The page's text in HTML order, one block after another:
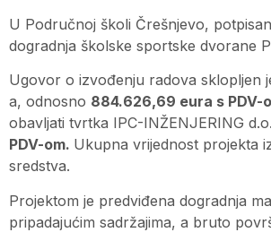
U Područnoj školi Črešnjevo,
dogradnja školske sportske dvorane
Ugovor o izvođenju radova sklopljen
a, odnosno 884.626,69 eura s PDV-
obavljati tvrtka IPC-INŽENJERING
PDV-om. Ukupna vrijednost projekta
sredstva.
Projektom je predviđena dogradnja
pripadajućim sadržajima, a bruto